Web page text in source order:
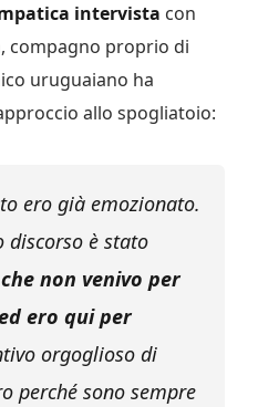
intervista con
compagno proprio di
uruguaiano ha
allo spogliatoio:
ero già emozionato.
è stato
non venivo per
ero qui per
orgoglioso di
perché sono sempre